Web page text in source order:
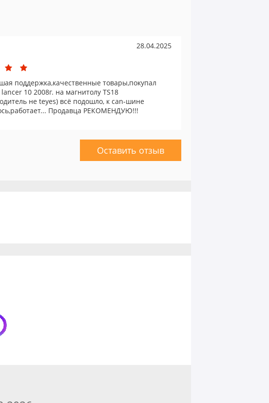
28.04.2025
поддержка,качественные товары,покупал
10 2008г. на магнитолу TS18
не teyes) всё подошло, к can-шине
Продавца РЕКОМЕНДУЮ!!!
Оставить отзыв